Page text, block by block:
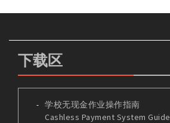
下载区
学校无现金作业操作指南
Cashless Payment System Guide